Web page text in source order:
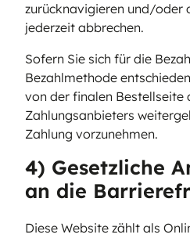
zurücknavigieren und/oder
jederzeit abbrechen.
Sofern Sie sich für die
Bezahlmethode
von der finalen Bestellseite
Zahlungsanbieters
Zahlung vorzunehmen.
4) Gesetzliche
an die
Diese Website zählt als